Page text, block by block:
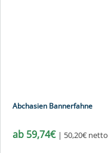
Abchasien Bannerfahne
ab 59,74€ | 50,20€ netto